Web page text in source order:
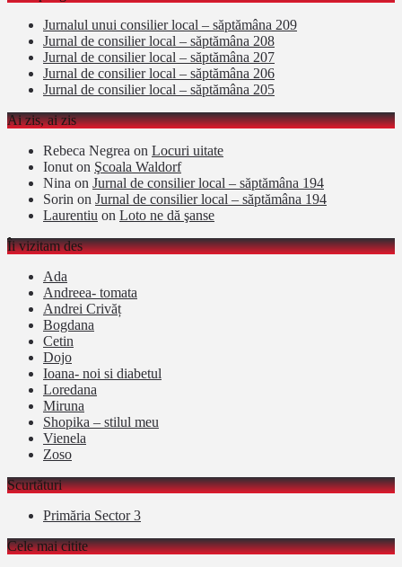
Jurnalul unui consilier local – săptămâna 209
Jurnal de consilier local – săptămâna 208
Jurnal de consilier local – săptămâna 207
Jurnal de consilier local – săptămâna 206
Jurnal de consilier local – săptămâna 205
Ai zis, ai zis
Rebeca Negrea on Locuri uitate
Ionut on Şcoala Waldorf
Nina on Jurnal de consilier local – săptămâna 194
Sorin on Jurnal de consilier local – săptămâna 194
Laurentiu on Loto ne dă şanse
Îi vizitam des
Ada
Andreea- tomata
Andrei Crivăț
Bogdana
Cetin
Dojo
Ioana- noi si diabetul
Loredana
Miruna
Shopika – stilul meu
Vienela
Zoso
Scurtături
Primăria Sector 3
Cele mai citite